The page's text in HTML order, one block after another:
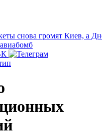
снова громят Киев, а